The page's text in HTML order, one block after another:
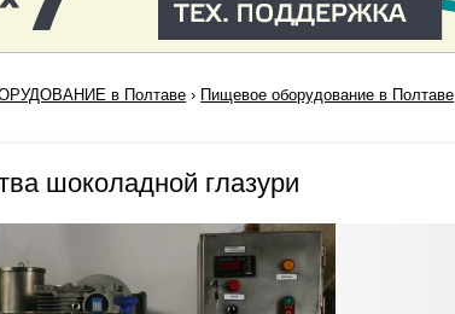
в Полтаве › Пищевое оборудование в Полтаве
шоколадной глазури